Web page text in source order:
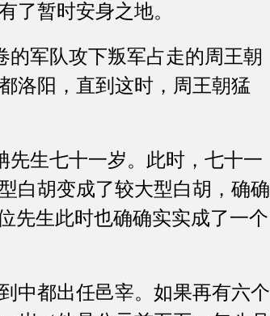
了暂时安身之地。
军队攻下叛军占走的周王朝
洛阳，直到这时，周王朝猛
生七十一岁。此时，七十一
白胡变成了较大型白胡，确确
先生此时也确确实实成了一个
都出任邑宰。如果再有六个